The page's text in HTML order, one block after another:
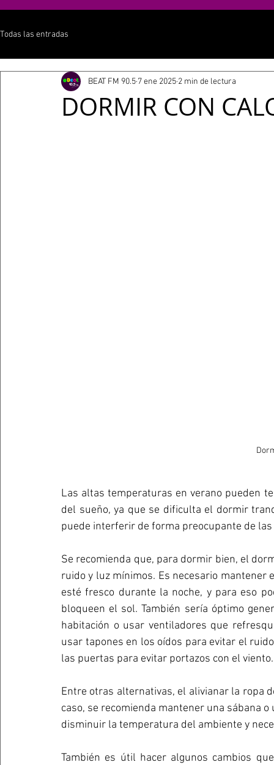
Todas las entradas
DORMIR CON
BEAT FM 90.5 7 ene 2025 2 min de lectura
Las altas temperaturas en verano pueden
del sueño, ya que se dificulta el dormir
puede interferir de forma preocupante de
Se recomienda que, para dormir bien, el
ruido y luz mínimos. Es necesario mantener
esté fresco durante la noche, y para eso
bloqueen el sol. También sería óptimo
habitación o usar ventiladores que
usar tapones en los oídos para evitar el
las puertas para evitar portazos con el viento.
Entre otras alternativas, el alivianar la ropa
caso, se recomienda mantener una sábana
disminuir la temperatura del ambiente y
También es útil hacer algunos cambios